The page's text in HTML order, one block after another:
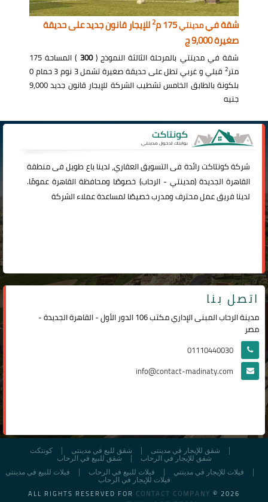
شقة فيمدينتي175 م 2للإيجار قانون جديد على حديقة
صغيرة 9,000 ج
شقة في مدينتي بالمرحلة الثالثة النموذج (300
) المساحة 175
متر2
قبلي و غربي تطل على حديقة صغيرة تشمل 3 نوم 3 حمام 0
بلكونة بالطابق الخامس تشطيب الشركة للإيجار قانون جديد 9,000
جنيه
شركةكونتاكترائدة فى التسويق العقاري، لدينا باع طويل فى منطقة
القاهرة الجديدة (مدينتي -الرحاب) خصوصًا ومحافظة القاهرة عمومًا.
لدينا فريق عمل محترف ومدرب خصيصًا لمساعدة عملاء الشركة
اتصل بنا
مدينة الرحاب المبنى الإداري مكتب 106 الدور الأول - القاهرة الجديدة -
مصر
01110440030
info@contact-madinaty.com
كونتكت شقق لليع في مدينتى
شقق للإيجار في مدينتى
شقق للبيع في الرحاب
شقق للإيجار في الرحاب
فيلات للبيع في مدينتي
فيلات للبيع في الرحاب
فيلات للإيجار في مدينتي
فيلات للإيجار في الرحاب
ALL RIGHTS RESERVED FOR CONTACT COMPANY © 2026